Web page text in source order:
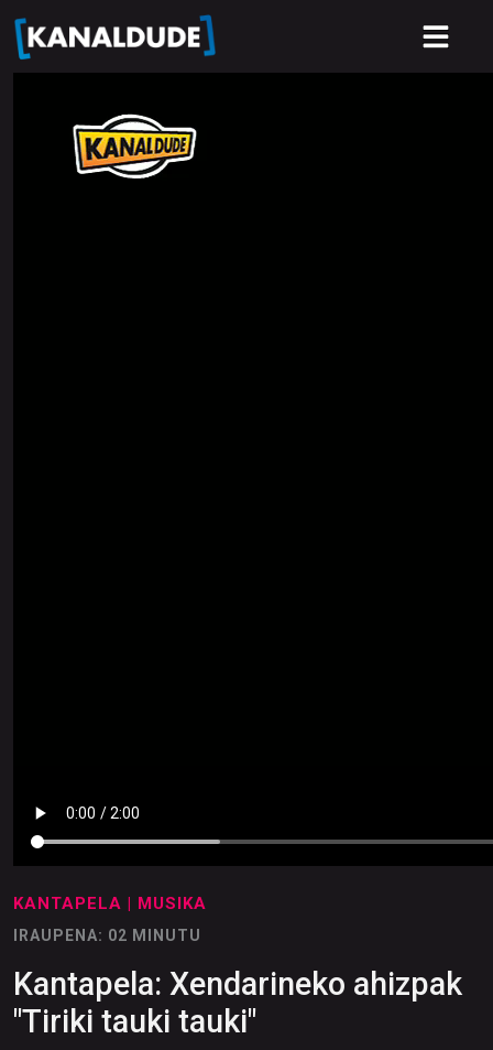
KANTAPELA | MUSIKA
IRAUPENA: 02 MINUTU
Kantapela: Xendarineko ahizpak
"Tiriki tauki tauki"